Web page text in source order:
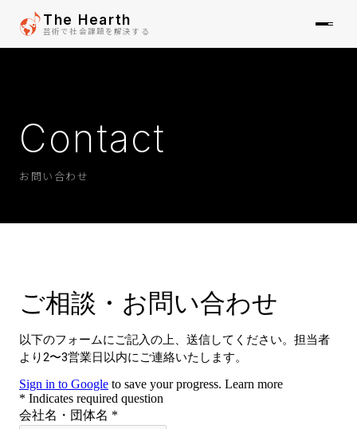
02REPORTS
NEWS
04ABOUT
05CONTACT
The Hearth
芸術で社会課題を解決する
Contact
お問い合わせ